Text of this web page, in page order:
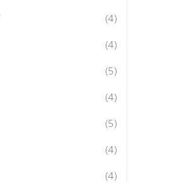
(4)
(4)
(5)
(4)
(5)
(4)
(4)